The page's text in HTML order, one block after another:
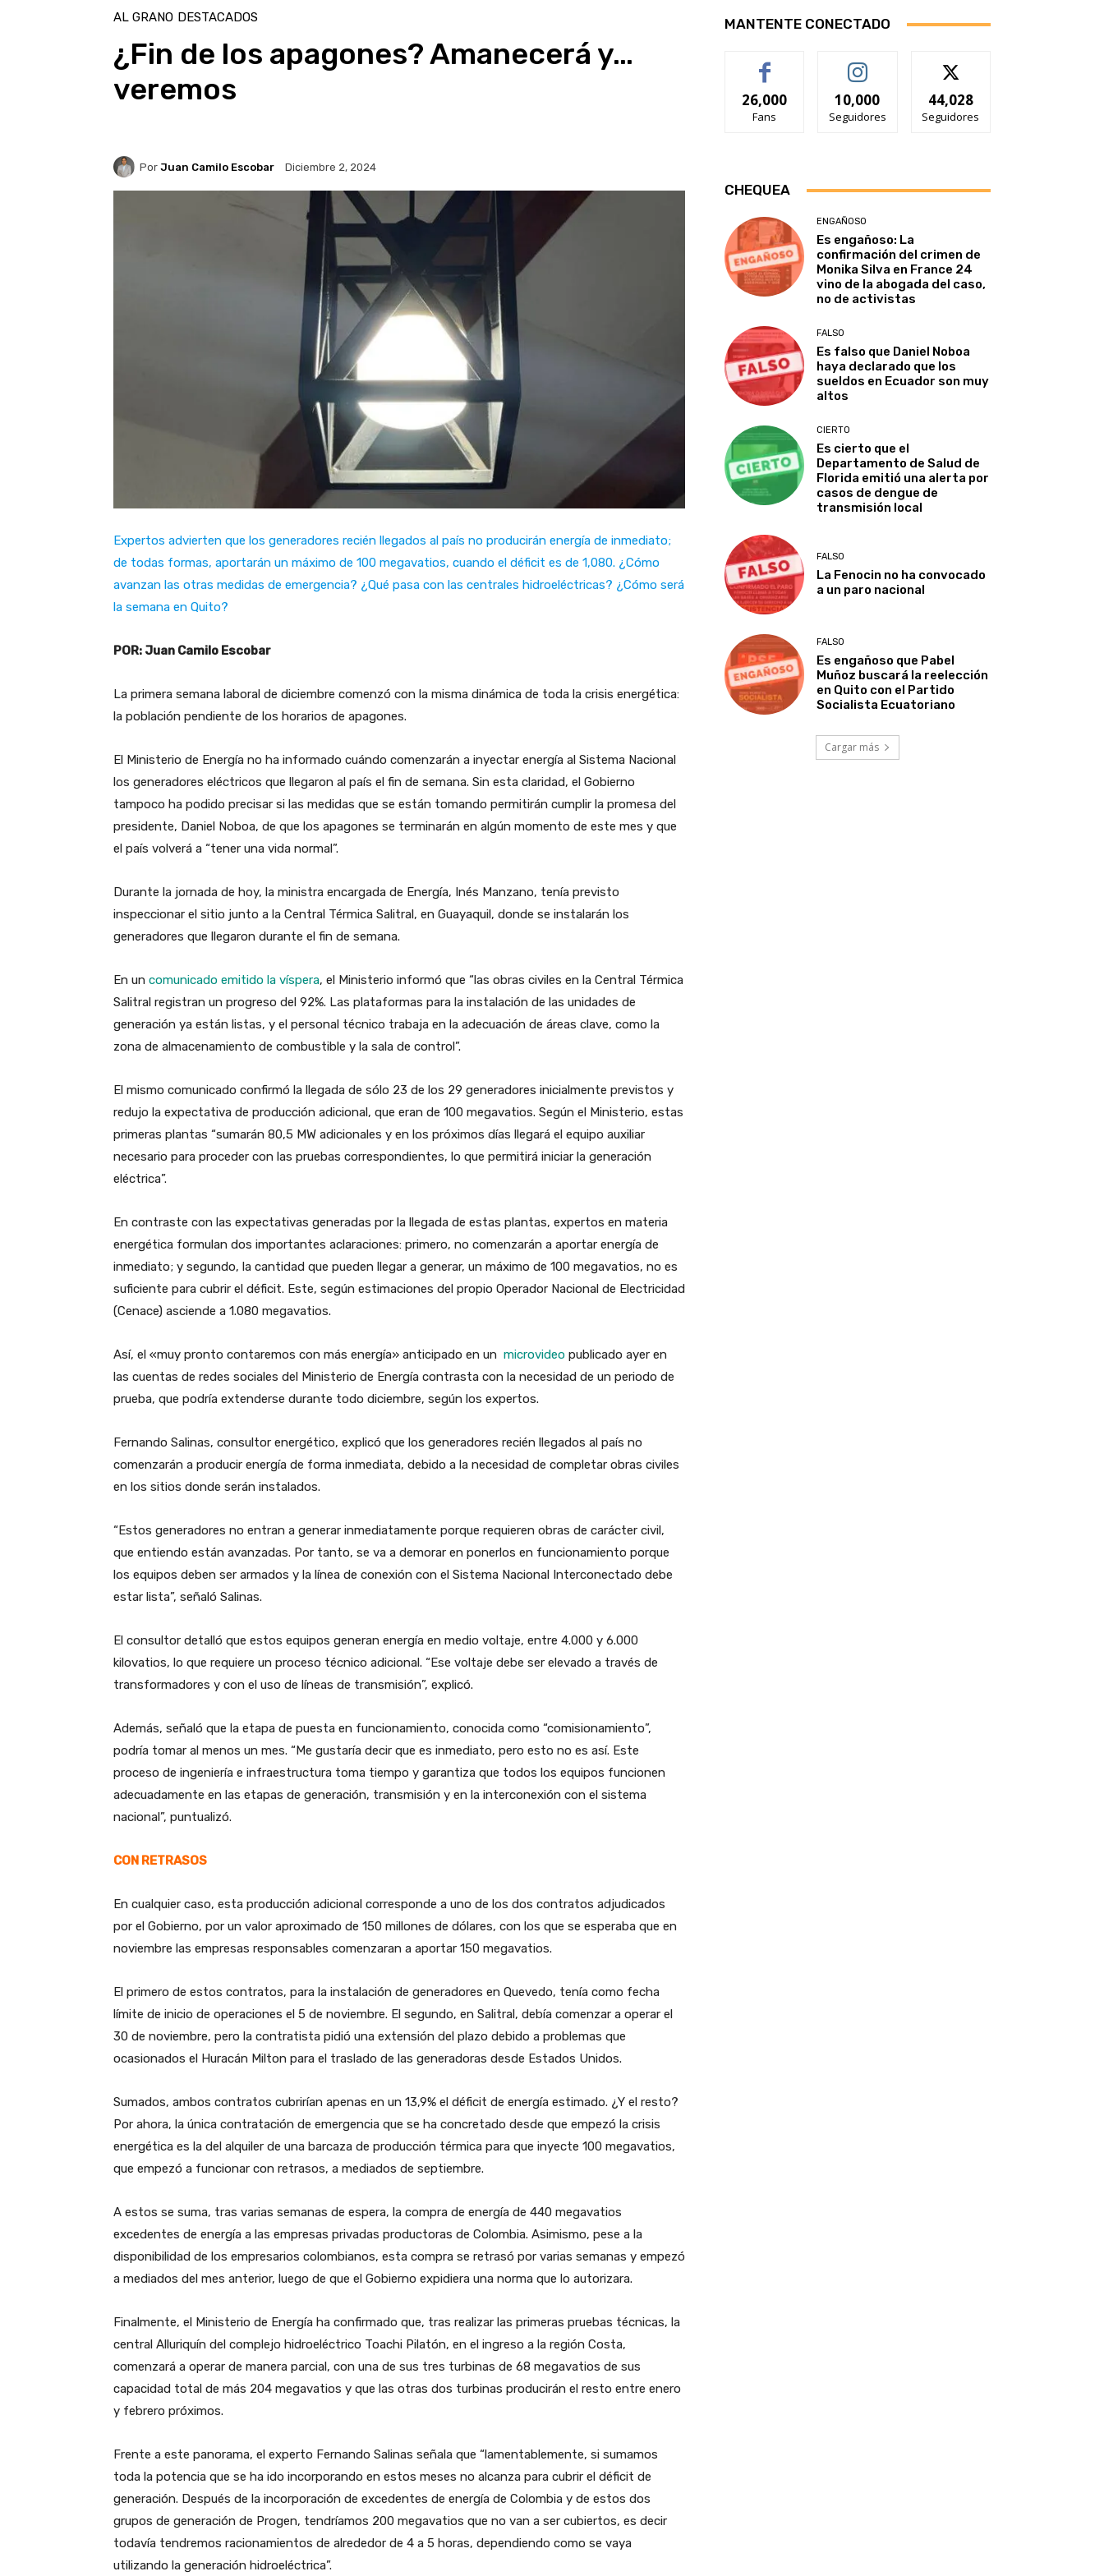
AL GRANO DESTACADOS
¿Fin de los apagones? Amanecerá y…
veremos
Por Juan Camilo Escobar Diciembre 2, 2024
Expertos advierten que los generadores recién llegados al país no producirán energía de inmediato;
de todas formas, aportarán un máximo de 100 megavatios, cuando el déficit es de 1,080. ¿Cómo
avanzan las otras medidas de emergencia? ¿Qué pasa con las centrales hidroeléctricas? ¿Cómo será
la semana en Quito?
POR: Juan Camilo Escobar
La primera semana laboral de diciembre comenzó con la misma dinámica de toda la crisis energética:
la población pendiente de los horarios de apagones.
El Ministerio de Energía no ha informado cuándo comenzarán a inyectar energía al Sistema Nacional
los generadores eléctricos que llegaron al país el fin de semana. Sin esta claridad, el Gobierno
tampoco ha podido precisar si las medidas que se están tomando permitirán cumplir la promesa del
presidente, Daniel Noboa, de que los apagones se terminarán en algún momento de este mes y que
el país volverá a “tener una vida normal”.
Durante la jornada de hoy, la ministra encargada de Energía, Inés Manzano, tenía previsto
inspeccionar el sitio junto a la Central Térmica Salitral, en Guayaquil, donde se instalarán los
generadores que llegaron durante el fin de semana.
En un comunicado emitido la víspera, el Ministerio informó que “las obras civiles en la Central Térmica
Salitral registran un progreso del 92%. Las plataformas para la instalación de las unidades de
generación ya están listas, y el personal técnico trabaja en la adecuación de áreas clave, como la
zona de almacenamiento de combustible y la sala de control”.
El mismo comunicado confirmó la llegada de sólo 23 de los 29 generadores inicialmente previstos y
redujo la expectativa de producción adicional, que eran de 100 megavatios. Según el Ministerio, estas
primeras plantas “sumarán 80,5 MW adicionales y en los próximos días llegará el equipo auxiliar
necesario para proceder con las pruebas correspondientes, lo que permitirá iniciar la generación
eléctrica”.
En contraste con las expectativas generadas por la llegada de estas plantas, expertos en materia
energética formulan dos importantes aclaraciones: primero, no comenzarán a aportar energía de
inmediato; y segundo, la cantidad que pueden llegar a generar, un máximo de 100 megavatios, no es
suficiente para cubrir el déficit. Este, según estimaciones del propio Operador Nacional de Electricidad
(Cenace) asciende a 1.080 megavatios.
Así, el «muy pronto contaremos con más energía» anticipado en un microvideo publicado ayer en
las cuentas de redes sociales del Ministerio de Energía contrasta con la necesidad de un periodo de
prueba, que podría extenderse durante todo diciembre, según los expertos.
Fernando Salinas, consultor energético, explicó que los generadores recién llegados al país no
comenzarán a producir energía de forma inmediata, debido a la necesidad de completar obras civiles
en los sitios donde serán instalados.
“Estos generadores no entran a generar inmediatamente porque requieren obras de carácter civil,
que entiendo están avanzadas. Por tanto, se va a demorar en ponerlos en funcionamiento porque
los equipos deben ser armados y la línea de conexión con el Sistema Nacional Interconectado debe
estar lista”, señaló Salinas.
El consultor detalló que estos equipos generan energía en medio voltaje, entre 4.000 y 6.000
kilovatios, lo que requiere un proceso técnico adicional. “Ese voltaje debe ser elevado a través de
transformadores y con el uso de líneas de transmisión”, explicó.
Además, señaló que la etapa de puesta en funcionamiento, conocida como “comisionamiento”,
podría tomar al menos un mes. “Me gustaría decir que es inmediato, pero esto no es así. Este
proceso de ingeniería e infraestructura toma tiempo y garantiza que todos los equipos funcionen
adecuadamente en las etapas de generación, transmisión y en la interconexión con el sistema
nacional”, puntualizó.
CON RETRASOS
En cualquier caso, esta producción adicional corresponde a uno de los dos contratos adjudicados
por el Gobierno, por un valor aproximado de 150 millones de dólares, con los que se esperaba que en
noviembre las empresas responsables comenzaran a aportar 150 megavatios.
El primero de estos contratos, para la instalación de generadores en Quevedo, tenía como fecha
límite de inicio de operaciones el 5 de noviembre. El segundo, en Salitral, debía comenzar a operar el
30 de noviembre, pero la contratista pidió una extensión del plazo debido a problemas que
ocasionados el Huracán Milton para el traslado de las generadoras desde Estados Unidos.
Sumados, ambos contratos cubrirían apenas en un 13,9% el déficit de energía estimado. ¿Y el resto?
Por ahora, la única contratación de emergencia que se ha concretado desde que empezó la crisis
energética es la del alquiler de una barcaza de producción térmica para que inyecte 100 megavatios,
que empezó a funcionar con retrasos, a mediados de septiembre.
A estos se suma, tras varias semanas de espera, la compra de energía de 440 megavatios
excedentes de energía a las empresas privadas productoras de Colombia. Asimismo, pese a la
disponibilidad de los empresarios colombianos, esta compra se retrasó por varias semanas y empezó
a mediados del mes anterior, luego de que el Gobierno expidiera una norma que lo autorizara.
Finalmente, el Ministerio de Energía ha confirmado que, tras realizar las primeras pruebas técnicas, la
central Alluriquín del complejo hidroeléctrico Toachi Pilatón, en el ingreso a la región Costa,
comenzará a operar de manera parcial, con una de sus tres turbinas de 68 megavatios de sus
capacidad total de más 204 megavatios y que las otras dos turbinas producirán el resto entre enero
y febrero próximos.
Frente a este panorama, el experto Fernando Salinas señala que “lamentablemente, si sumamos
toda la potencia que se ha ido incorporando en estos meses no alcanza para cubrir el déficit de
generación. Después de la incorporación de excedentes de energía de Colombia y de estos dos
grupos de generación de Progen, tendríamos 200 megavatios que no van a ser cubiertos, es decir
todavía tendremos racionamientos de alrededor de 4 a 5 horas, dependiendo como se vaya
utilizando la generación hidroeléctrica”.
MANTENTE CONECTADO
26,000
Fans
10,000
Seguidores
44,028
Seguidores
CHEQUEA
ENGAÑOSO
Es engañoso: La
confirmación del crimen de
Monika Silva en France 24
vino de la abogada del caso,
no de activistas
FALSO
Es falso que Daniel Noboa
haya declarado que los
sueldos en Ecuador son muy
altos
CIERTO
Es cierto que el
Departamento de Salud de
Florida emitió una alerta por
casos de dengue de
transmisión local
FALSO
La Fenocin no ha convocado
a un paro nacional
FALSO
Es engañoso que Pabel
Muñoz buscará la reelección
en Quito con el Partido
Socialista Ecuatoriano
Cargar más